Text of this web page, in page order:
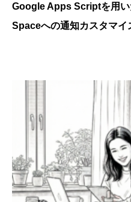
Google Apps Scriptを用
Spaceへの通知カスタマイ